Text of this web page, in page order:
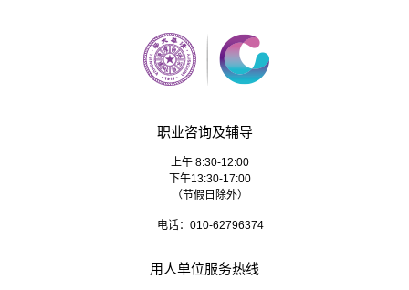
职业咨询及辅导
上午 8:30-12:00
下午13:30-17:00
（节假日除外）
电话：010-62796374
用人单位服务热线